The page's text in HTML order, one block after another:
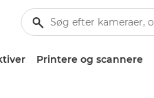
Printere og scannere